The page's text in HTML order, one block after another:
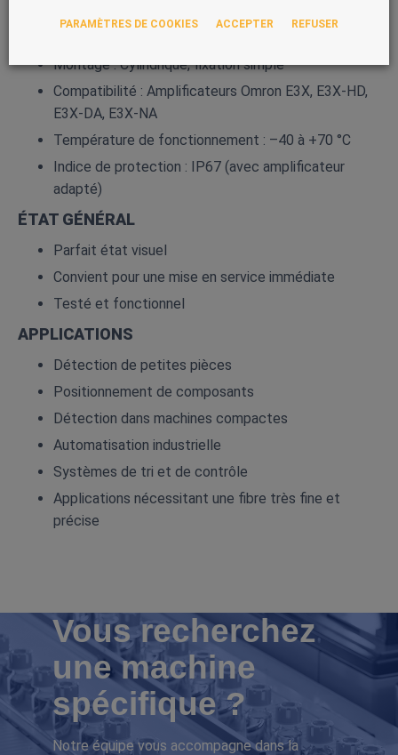
Montage : Cylindrique, fixation simple
Compatibilité : Amplificateurs Omron E3X, E3X‑HD,
E3X‑DA, E3X‑NA
Température de fonctionnement : –40 à +70 °C
Indice de protection : IP67 (avec amplificateur
adapté)
ÉTAT GÉNÉRAL
Parfait état visuel
Convient pour une mise en service immédiate
Testé et fonctionnel
APPLICATIONS
Détection de petites pièces
Positionnement de composants
Détection dans machines compactes
Automatisation industrielle
Systèmes de tri et de contrôle
Applications nécessitant une fibre très fine et
précise
Vous recherchez
une machine
spécifique ?
Notre équipe vous accompagne dans la
PARAMÈTRES DE COOKIES ACCEPTER REFUSER